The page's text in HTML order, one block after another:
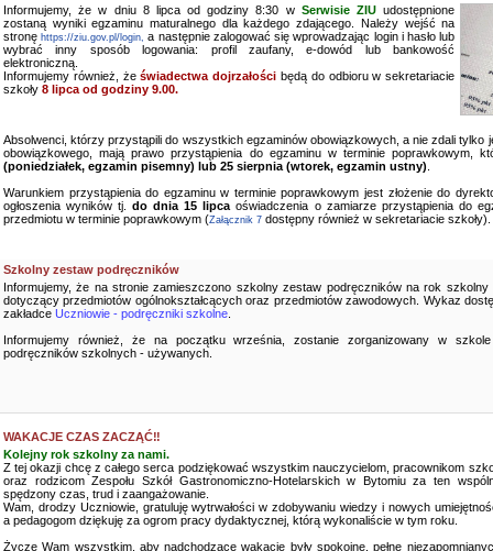
Informujemy, że w dniu 8 lipca od godziny 8:30 w Serwisie ZIU udostępnione
zostaną wyniki egzaminu maturalnego dla każdego zdającego. Należy wejść na
stronęhttps://ziu.gov.pl/login, a następnie zalogować się wprowadzając login i hasło lub
wybrać inny sposób logowania: profil zaufany, e-dowód lub bankowość
elektroniczną.
Informujemy również, żeświadectwa dojrzałości będą do odbioru w sekretariacie
szkoły 8 lipca od godziny 9.00.
Absolwenci, którzy przystąpili do wszystkich egzaminów obowiązkowych, a nie zdali tylko
obowiązkowego, mają prawo przystąpienia do egzaminu w terminie poprawkowym,
(poniedziałek, egzamin pisemny) lub 25 sierpnia (wtorek, egzamin ustny)
Warunkiem przystąpienia do egzaminu w terminie poprawkowym jest złożenie do
ogłoszenia wyników tj.do dnia 15 lipca oświadczenia o zamiarze przystąpienia do
przedmiotu w terminie poprawkowym (Załącznik 7 dostępny również w sekretariacie szkoły).
Szkolny zestaw podręczników
Informujemy, że na stronie zamieszczono szkolny zestaw podręczników na rok szkolny
dotyczący przedmiotów ogólnokształcących oraz przedmiotów zawodowych. Wykaz
zakładce Uczniowie - podręczniki szkolne
Informujemy również, że na początku września, zostanie zorganizowany w
podręczników szkolnych - używanych.
WAKACJE CZAS ZACZĄĆ‼️
Kolejny rok szkolny za nami.
Z tej okazji chcę z całego serca podziękować wszystkim nauczycielom, pracownikom
oraz rodzicom Zespołu Szkół Gastronomiczno-Hotelarskich w Bytomiu za ten
spędzony czas, trud i zaangażowanie.
Wam, drodzy Uczniowie, gratuluję wytrwałości w zdobywaniu wiedzy i nowych
a pedagogom dziękuję za ogrom pracy dydaktycznej, którą wykonaliście w tym roku.
Życzę Wam wszystkim, aby nadchodzące wakacje były spokojne, pełne